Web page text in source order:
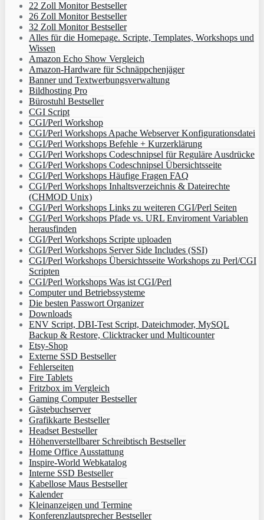
22 Zoll Monitor Bestseller
26 Zoll Monitor Bestseller
32 Zoll Monitor Bestseller
Alles für die Homepage. Scripte, Templates, Workshops und
Wissen
Amazon Echo Show Vergleich
Amazon-Hardware für Schnäppchenjäger
Banner und Textwerbungsverwaltung
Bildhosting Pro
Bürostuhl Bestseller
CGI Script
CGI/Perl Workshop
CGI/Perl Workshops Apache Webserver Konfigurationsdatei
CGI/Perl Workshops Befehle + Kurzerklärung
CGI/Perl Workshops Codeschnipsel für Reguläre Ausdrücke
CGI/Perl Workshops Codeschnipsel Übersichtsseite
CGI/Perl Workshops Häufige Fragen FAQ
CGI/Perl Workshops Inhaltsverzeichnis & Dateirechte
(CHMOD Unix)
CGI/Perl Workshops Links zu weiteren CGI/Perl Seiten
CGI/Perl Workshops Pfade vs. URL Enviroment Variablen
herausfinden
CGI/Perl Workshops Scripte uploaden
CGI/Perl Workshops Server Side Includes (SSI)
CGI/Perl Workshops Übersichtsseite Workshops zu Perl/CGI
Scripten
CGI/Perl Workshops Was ist CGI/Perl
Computer und Betriebssysteme
Die besten Passwort Organizer
Downloads
ENV Script, DBI-Test Script, Dateichmoder, MySQL
Backup & Restore, Clicktracker und Multicounter
Etsy-Shop
Externe SSD Bestseller
Fehlerseiten
Fire Tablets
Fritzbox im Vergleich
Gaming Computer Bestseller
Gästebuchserver
Grafikkarte Bestseller
Headset Bestseller
Höhenverstellbarer Schreibtisch Bestseller
Home Office Ausstattung
Inspire-World Webkatalog
Interne SSD Bestseller
Kabellose Maus Bestseller
Kalender
Kleinanzeigen und Termine
Konferenzlautsprecher Bestseller